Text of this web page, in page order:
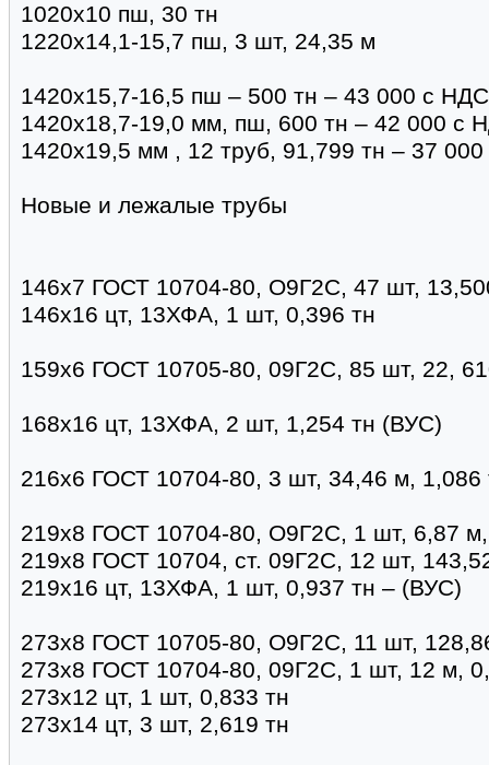
1020х10 пш, 30 тн
1220х14,1-15,7 пш, 3 шт, 24,35 м
1420х15,7-16,5 пш – 500 тн – 43 000 с НДС
1420х18,7-19,0 мм, пш, 600 тн – 42 000 с
1420х19,5 мм , 12 труб, 91,799 тн – 37
Новые и лежалые трубы
146х7 ГОСТ 10704-80, О9Г2С, 47 шт,
146х16 цт, 13ХФА, 1 шт, 0,396 тн
159х6 ГОСТ 10705-80, 09Г2С, 85 шт, 22,
168х16 цт, 13ХФА, 2 шт, 1,254 тн (ВУС)
216х6 ГОСТ 10704-80, 3 шт, 34,46 м, 1,086
219х8 ГОСТ 10704-80, О9Г2С, 1 шт, 6,87
219х8 ГОСТ 10704, ст. 09Г2С, 12 шт,
219х16 цт, 13ХФА, 1 шт, 0,937 тн – (ВУС)
273х8 ГОСТ 10705-80, О9Г2С, 11 шт,
273х8 ГОСТ 10704-80, 09Г2С, 1 шт, 12 м,
273х12 цт, 1 шт, 0,833 тн
273х14 цт, 3 шт, 2,619 тн